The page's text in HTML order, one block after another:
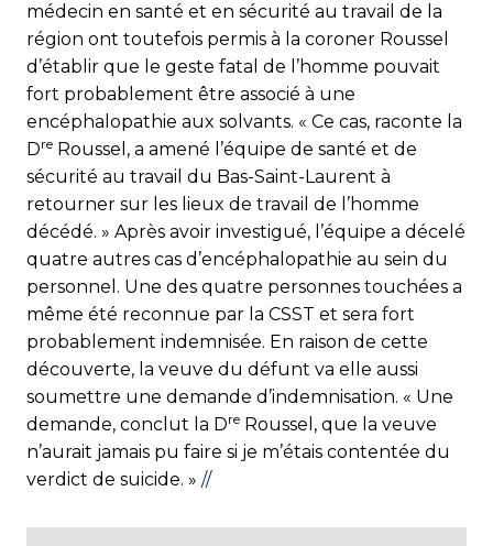
médecin en santé et en sécurité au travail de la
région ont toutefois permis à la coroner Roussel
d’établir que le geste fatal de l’homme pouvait
fort probablement être associé à une
encéphalopathie aux solvants. « Ce cas, raconte la
Dre Roussel, a amené l’équipe de santé et de
sécurité au travail du Bas-Saint-Laurent à
retourner sur les lieux de travail de l’homme
décédé. » Après avoir investigué, l’équipe a décelé
quatre autres cas d’encéphalopathie au sein du
personnel. Une des quatre personnes touchées a
même été reconnue par la CSST et sera fort
probablement indemnisée. En raison de cette
découverte, la veuve du défunt va elle aussi
soumettre une demande d’indemnisation. « Une
demande, conclut la Dre Roussel, que la veuve
n’aurait jamais pu faire si je m’étais contentée du
verdict de suicide. » //